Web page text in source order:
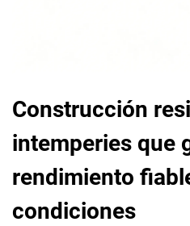
Construcción
intemperies que
rendimiento
condiciones